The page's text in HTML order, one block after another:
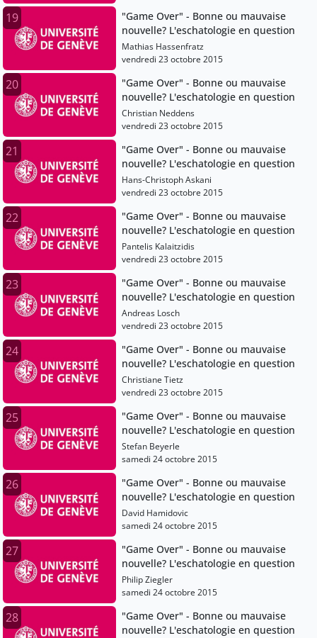
19
"Game Over" - Bonne ou mauvaise
nouvelle? L'eschatologie en question
Mathias Hassenfratz
vendredi 23 octobre 2015
20
"Game Over" - Bonne ou mauvaise
nouvelle? L'eschatologie en question
Christian Neddens
vendredi 23 octobre 2015
21
"Game Over" - Bonne ou mauvaise
nouvelle? L'eschatologie en question
Hans-Christoph Askani
vendredi 23 octobre 2015
22
"Game Over" - Bonne ou mauvaise
nouvelle? L'eschatologie en question
Pantelis Kalaitzidis
vendredi 23 octobre 2015
23
"Game Over" - Bonne ou mauvaise
nouvelle? L'eschatologie en question
Andreas Losch
vendredi 23 octobre 2015
24
"Game Over" - Bonne ou mauvaise
nouvelle? L'eschatologie en question
Christiane Tietz
vendredi 23 octobre 2015
25
"Game Over" - Bonne ou mauvaise
nouvelle? L'eschatologie en question
Stefan Beyerle
samedi 24 octobre 2015
26
"Game Over" - Bonne ou mauvaise
nouvelle? L'eschatologie en question
David Hamidovic
samedi 24 octobre 2015
27
"Game Over" - Bonne ou mauvaise
nouvelle? L'eschatologie en question
Philip Ziegler
samedi 24 octobre 2015
28
"Game Over" - Bonne ou mauvaise
nouvelle? L'eschatologie en question